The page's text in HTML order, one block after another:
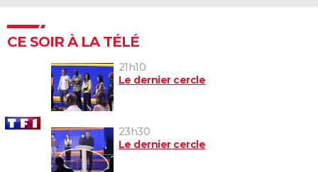
CE SOIR À LA TÉLÉ
21h10
Le dernier cercle
23h30
Le dernier cercle